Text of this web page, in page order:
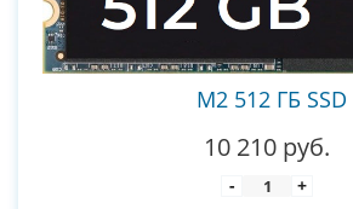
M2 512 ГБ SSD
10 210 руб.
- +